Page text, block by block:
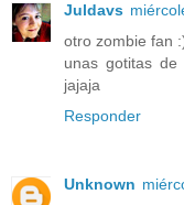
Juldavs
otro zombie fan
unas gotitas
jajaja
Responder
Unknown